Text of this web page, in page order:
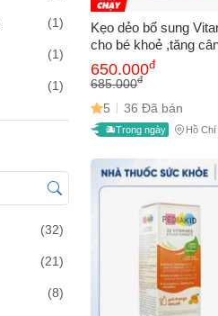
(1)
(1)
(1)
(2)
(5)
(32)
(21)
(8)
Kẹo dẻo bổ sung
cho bé khoẻ ,tăng
Children's
Mỹ
650.000đ
685.000đ
5 36 Đã bán
Trong ngày Hồ Chí
Tên của
Số điện